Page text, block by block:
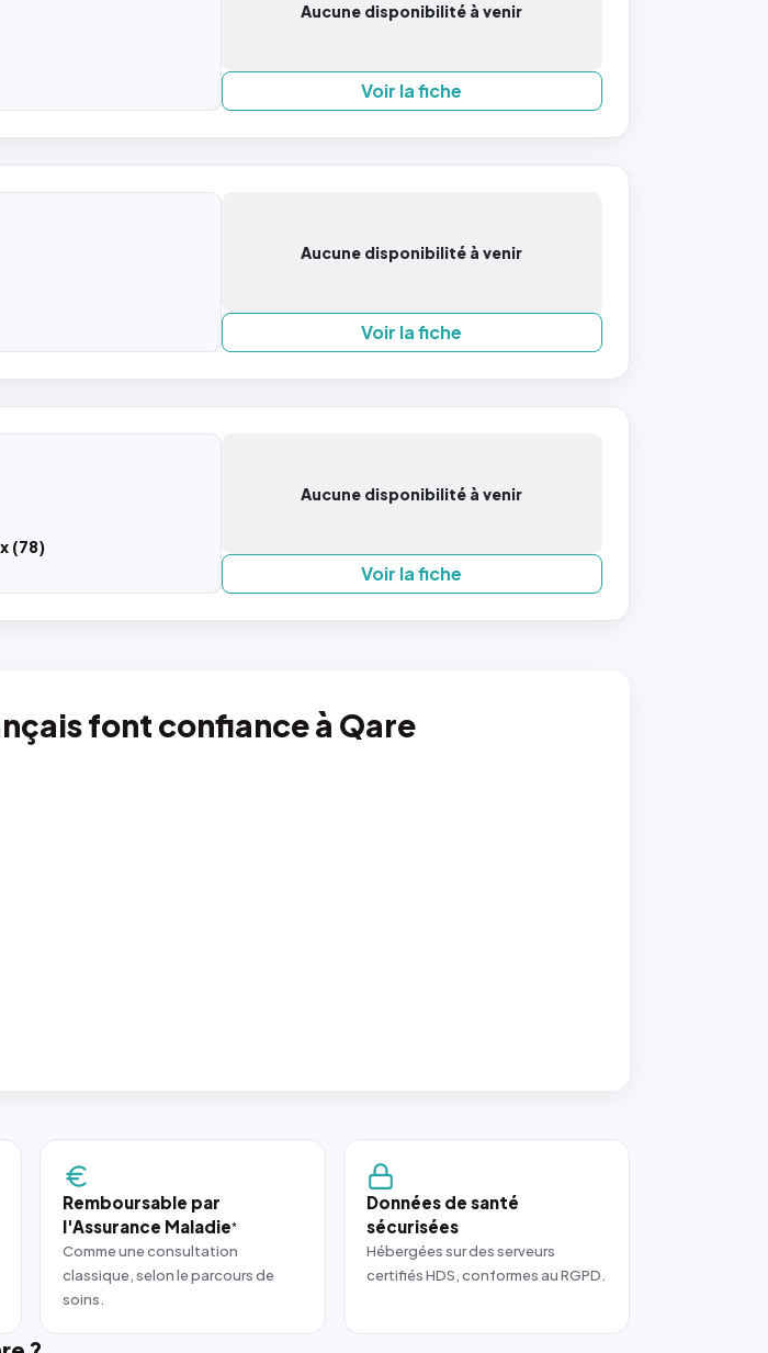
Aucune disponibilité à venir
Voir la fiche
Aucune disponibilité à venir
Voir la fiche
(78)
Aucune disponibilité à venir
Voir la fiche
font confiance à Qare
Remboursable par
l'Assurance Maladie*
Comme une consultation
classique, selon le parcours de
soins.
Données de santé
sécurisées
Hébergées sur des serveurs
certifiés HDS, conformes au RGPD.